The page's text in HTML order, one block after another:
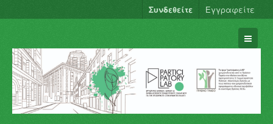
Συνδεθείτε Εγγραφείτε